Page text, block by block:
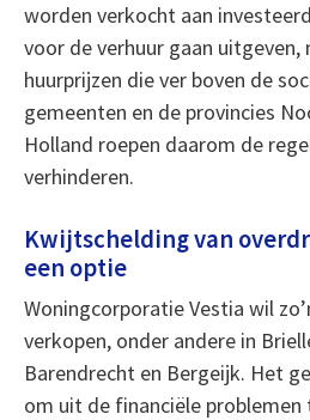
worden verkocht aan
voor de verhuur gaan
huurprijzen die ver boven de
gemeenten en de provincies
Holland roepen daarom de
verhinderen.
Kwijtschelding van
een optie
Woningcorporatie Vestia wil
verkopen, onder andere in
Barendrecht en Bergeijk. Het
om uit de financiële problemen